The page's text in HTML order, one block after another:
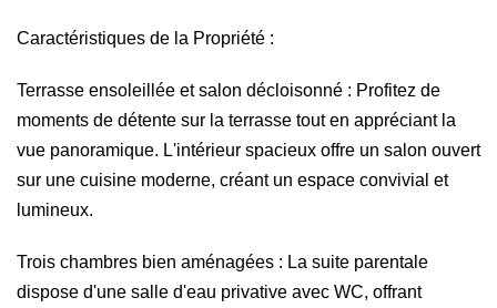
Caractéristiques de la Propriété :
Terrasse ensoleillée et salon décloisonné : Profitez de
moments de détente sur la terrasse tout en appréciant la
vue panoramique. L'intérieur spacieux offre un salon ouvert
sur une cuisine moderne, créant un espace convivial et
lumineux.
Trois chambres bien aménagées : La suite parentale
dispose d'une salle d'eau privative avec WC, offrant